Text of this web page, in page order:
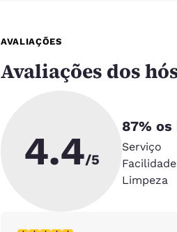
AVALIAÇÕES
Avaliações dos
4.4/5
87%
Serviço
Limpeza